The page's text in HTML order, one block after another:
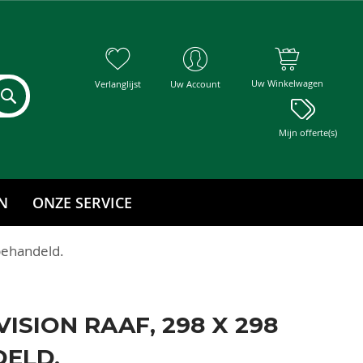
Verlanglijst Uw Account Uw Winkelwagen
Mijn offerte(s)
ONZE SERVICE
RAAF, 298 X 298